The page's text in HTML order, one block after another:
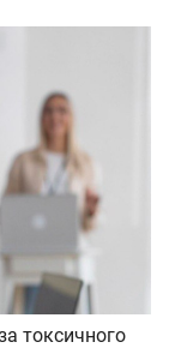
токсичного